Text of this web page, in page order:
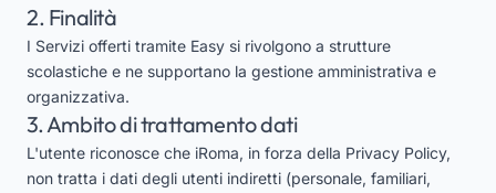
2. Finalità
I Servizi offerti tramite Easy si rivolgono a strutture
scolastiche e ne supportano la gestione amministrativa e
organizzativa.
3. Ambito di trattamento dati
L'utente riconosce che iRoma, in forza della Privacy Policy,
non tratta i dati degli utenti indiretti (personale, familiari,